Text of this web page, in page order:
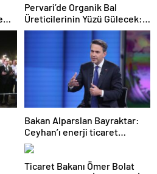
Pervari’de Organik Bal
Üreticilerinin Yüzü Gülecek:
Bu Yıl Rekolte İyi Seviyede
Bakan Alparslan Bayraktar:
Ceyhan’ı enerji ticaret
merkezi yapacağız
Ticaret Bakanı Ömer Bolat